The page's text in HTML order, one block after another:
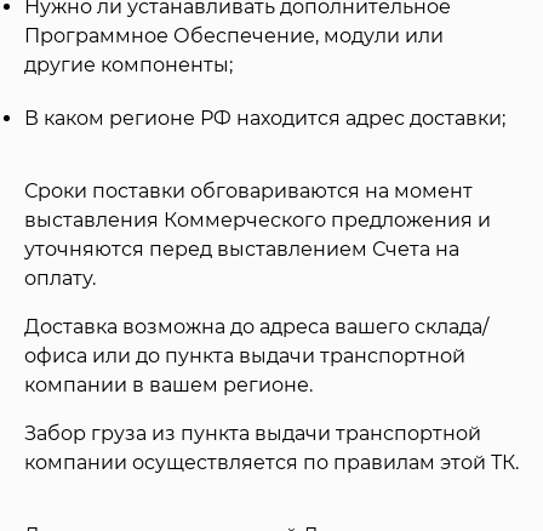
Нужно ли устанавливать дополнительное
Программное Обеспечение, модули или
другие компоненты;
В каком регионе РФ находится адрес доставки;
Сроки поставки обговариваются на момент
выставления Коммерческого предложения и
уточняются перед выставлением Счета на
оплату.
Доставка возможна до адреса вашего склада/
офиса или до пункта выдачи транспортной
компании в вашем регионе.
Забор груза из пункта выдачи транспортной
компании осуществляется по правилам этой ТК.